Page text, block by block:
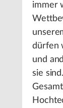
immer
dürfen
und
sie